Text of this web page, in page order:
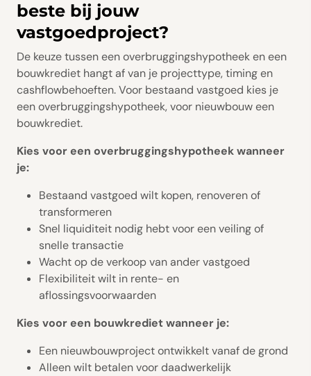
beste bij jouw
vastgoedproject?
De keuze tussen een overbruggingshypotheek en een
bouwkrediet hangt af van je projecttype, timing en
cashflowbehoeften. Voor bestaand vastgoed kies je
een overbruggingshypotheek, voor nieuwbouw een
bouwkrediet.
Kies voor een overbruggingshypotheek wanneer
je:
Bestaand vastgoed wilt kopen, renoveren of
transformeren
Snel liquiditeit nodig hebt voor een veiling of
snelle transactie
Wacht op de verkoop van ander vastgoed
Flexibiliteit wilt in rente- en
aflossingsvoorwaarden
Kies voor een bouwkrediet wanneer je:
Een nieuwbouwproject ontwikkelt vanaf de grond
Alleen wilt betalen voor daadwerkelijk